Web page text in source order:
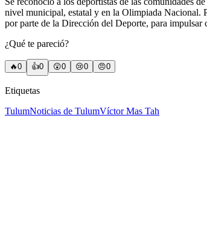
nivel municipal, estatal y en la Olimpiada Nacional.
por parte de la Dirección del Deporte, para impulsar
¿Qué te pareció?
🔥0 👍0 😲0 😢0 😠0
Etiquetas
TulumNoticias de TulumVíctor Mas Tah